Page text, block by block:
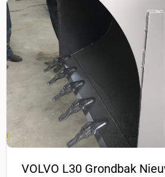
VOLVO L30 Grondbak